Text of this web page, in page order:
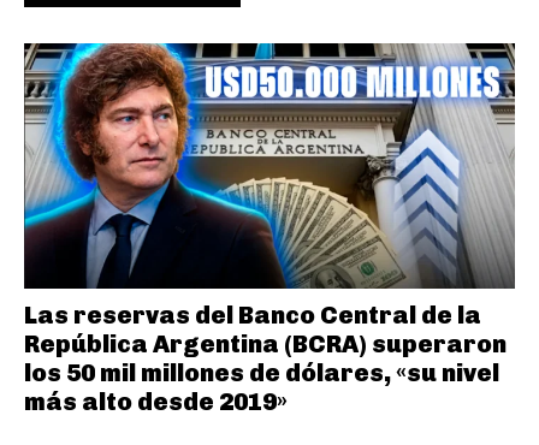
Las reservas del Banco Central de la
República Argentina (BCRA) superaron
los 50 mil millones de dólares, «su nivel
más alto desde 2019»